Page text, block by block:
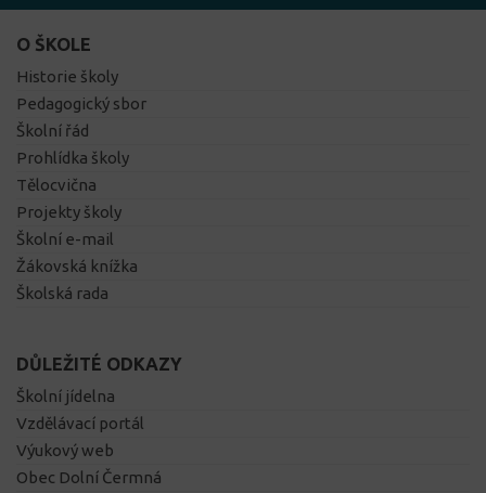
O ŠKOLE
Historie školy
Pedagogický sbor
Školní řád
Prohlídka školy
Tělocvična
Projekty školy
Školní e-mail
Žákovská knížka
Školská rada
DŮLEŽITÉ ODKAZY
Školní jídelna
Vzdělávací portál
Výukový web
Obec Dolní Čermná